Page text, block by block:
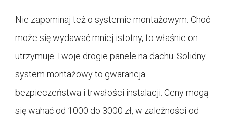
Nie zapominaj też o systemie montażowym. Choć
może się wydawać mniej istotny, to właśnie on
utrzymuje Twoje drogie panele na dachu. Solidny
system montażowy to gwarancja
bezpieczeństwa i trwałości instalacji. Ceny mogą
się wahać od 1000 do 3000 zł, w zależności od